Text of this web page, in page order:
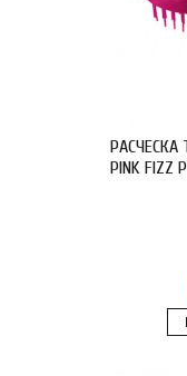
РАСЧЕСКА
PINK